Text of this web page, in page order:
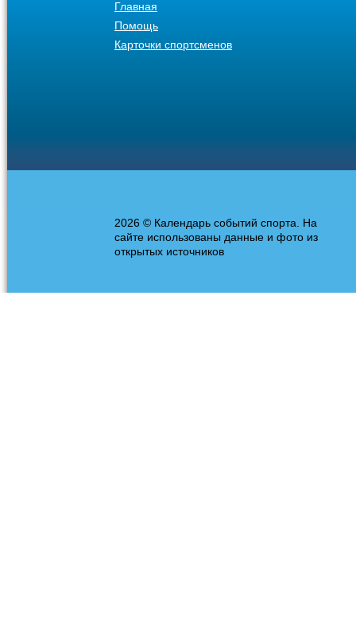
Главная
Помощь
Карточки спортсменов
2026 © Календарь событий спорта. На
сайте использованы данные и фото из
открытых источников